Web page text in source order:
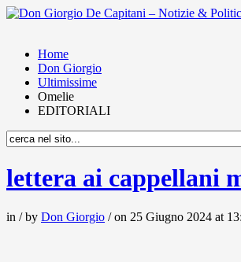
Home
Don Giorgio
Ultimissime
Omelie
EDITORIALI
lettera ai cappellani
in / by Don Giorgio / on 25 Giugno 2024 at